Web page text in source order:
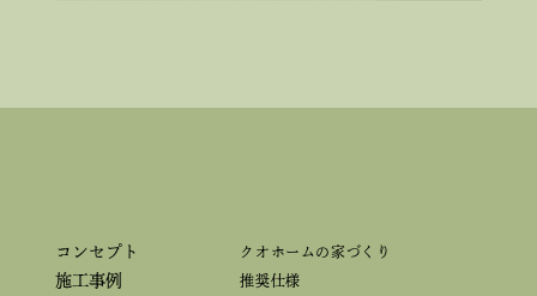
コンセプト
施工事例
クオホームの家づくり
推奨仕様